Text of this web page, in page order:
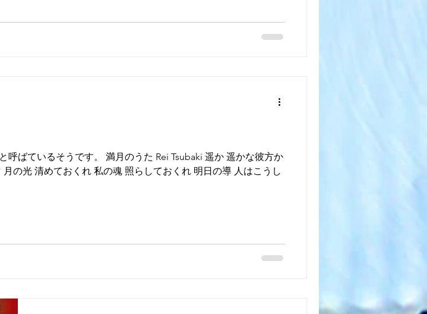
ばているそうです。 満月のうた Rei Tsubaki 遥か 遥かな彼方か
の光 清めておくれ 私の魂 照らしておくれ 明日の導 人はこうし